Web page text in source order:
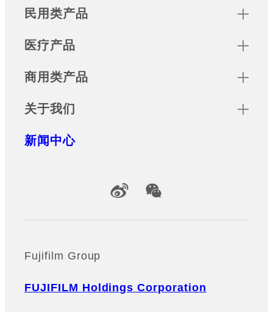
Sitemap
民用类产品
医疗产品
商用类产品
关于我们
新闻中心
Official Social Media Accounts
Fujifilm Group
FUJIFILM Holdings Corporation